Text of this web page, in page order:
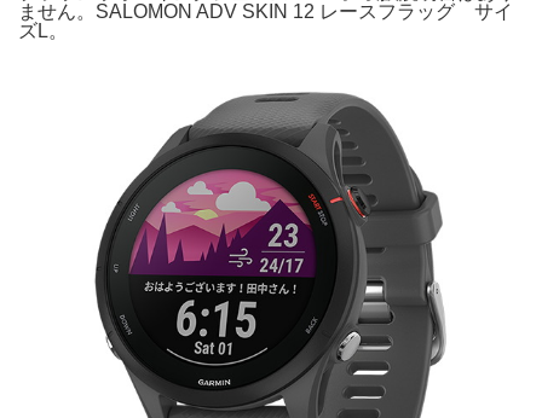
ません。SALOMON ADV SKIN 12 レースフラッグ サイ
ズL。